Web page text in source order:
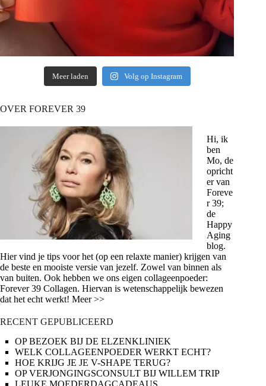
Meer laden Volg op Instagram
OVER FOREVER 39
Hi, ik
ben
Mo, de
opricht
er van
Foreve
r 39;
de
Happy
Aging
blog.
Hier vind je tips voor het (op een relaxte manier) krijgen van
de beste en mooiste versie van jezelf. Zowel van binnen als
van buiten. Ook hebben we ons eigen collageenpoeder:
Forever 39 Collagen. Hiervan is wetenschappelijk bewezen
dat het echt werkt! Meer >>
RECENT GEPUBLICEERD
OP BEZOEK BIJ DE ELZENKLINIEK
WELK COLLAGEENPOEDER WERKT ECHT?
HOE KRIJG JE JE V-SHAPE TERUG?
OP VERJONGINGSCONSULT BIJ WILLEM TRIP
LEUKE MOEDERDAGCADEAUS